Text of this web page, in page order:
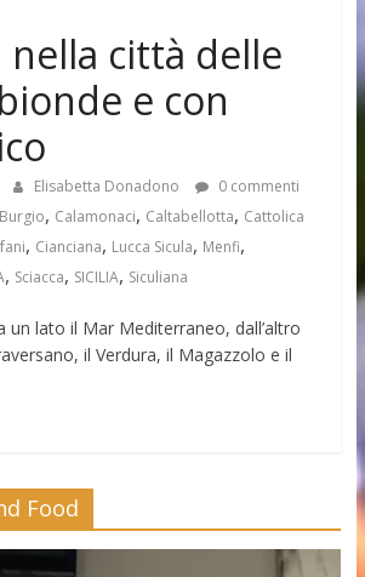
nella città delle
e con
Elisabetta Donadono
0 commenti
Burgio, Calamonaci, Caltabellotta, Cattolica
, Cianciana, Lucca Sicula, Menfi,
, Sciacca, SICILIA, Siculiana
un lato il Mar Mediterraneo, dall’altro
il Verdura, il Magazzolo e il
Food